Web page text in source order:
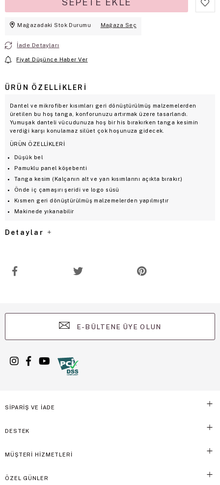
Mağazadaki Stok Durumu Mağaza Seç
İade Detayları
Fiyat Düşünce Haber Ver
ÜRÜN ÖZELLIKLERI
Dantel ve mikrofiber kısımları geri dönüştürülmüş malzemelerden
üretilen bu hoş tanga, konforunuzu artırmak üzere tasarlandı.
Yumuşak danteli vücudunuza hoş bir his bırakırken tanga kesimin
verdiği karşı konulamaz silüet çok hoşunuza gidecek.
ÜRÜN ÖZELLİKLERİ
Düşük bel
Pamuklu panel köşebenti
Tanga kesim (Kalçanın alt ve yan kısımlarını açıkta bırakır.)
Önde iç çamaşırı şeridi ve logo süsü
Kısmen geri dönüştürülmüş malzemelerden yapılmıştır
Makinede yıkanabilir
Detaylar
E-BÜLTENE ÜYE OLUN
SİPARİŞ VE İADE
DESTEK
MÜŞTERİ HİZMETLERİ
ÖZEL GÜNLER